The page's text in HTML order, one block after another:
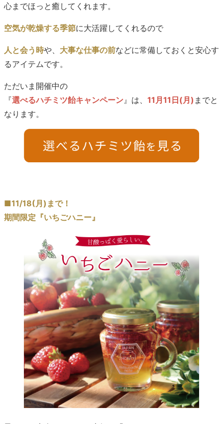
心までほっと癒してくれます。
空気が乾燥する季節に大活躍してくれるので
人と会う時や、 大事な仕事の前などに常備しておくと安心す
るアイテムです。
ただいま開催中の
『選べるハチミツ飴キャンペーン 』は、 11月11日(月) までと
なります。
■11/18(月)まで！
期間限定『いちごハニー』